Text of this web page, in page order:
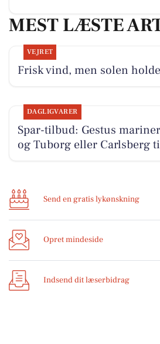
MEST LÆSTE
VEJRET
Frisk vind, men solen
DAGLIGVARER
Spar-tilbud: Gestus
og Tuborg eller Carlsberg
Send en gratis lykønskning
Opret mindeside
Indsend dit læserbidrag